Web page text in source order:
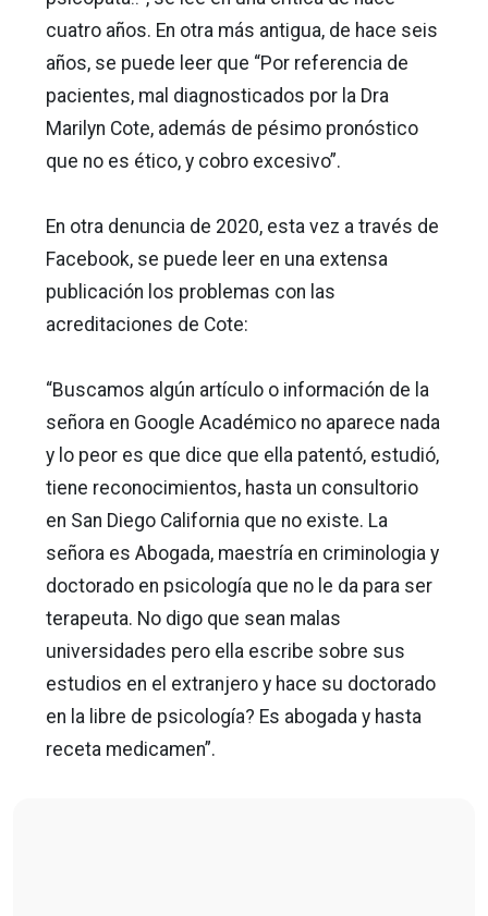
cuatro años. En otra más antigua, de hace seis
años, se puede leer que “Por referencia de
pacientes, mal diagnosticados por la Dra
Marilyn Cote, además de pésimo pronóstico
que no es ético, y cobro excesivo”.
En otra denuncia de 2020, esta vez a través de
Facebook, se puede leer en una extensa
publicación los problemas con las
acreditaciones de Cote:
“Buscamos algún artículo o información de la
señora en Google Académico no aparece nada
y lo peor es que dice que ella patentó, estudió,
tiene reconocimientos, hasta un consultorio
en San Diego California que no existe. La
señora es Abogada, maestría en criminologia y
doctorado en psicología que no le da para ser
terapeuta. No digo que sean malas
universidades pero ella escribe sobre sus
estudios en el extranjero y hace su doctorado
en la libre de psicología? Es abogada y hasta
receta medicamen”.